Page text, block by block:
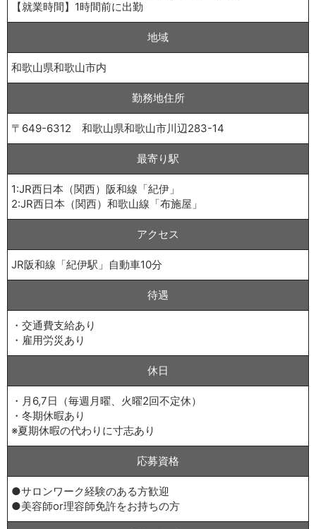
【就業時間】1時間前に出勤
地域
和歌山県和歌山市内
勤務地住所
〒649-6312 和歌山県和歌山市川辺283-14
最寄り駅
1:JR西日本（関西）阪和線「紀伊」
2:JR西日本（関西）和歌山線「布施屋」
アクセス
JR阪和線「紀伊駅」自動車10分
待遇
・交通費支給あり
・雇用労災あり
休日
・月6,7日（毎週月曜、火曜2回不定休）
・冬期休暇あり
※夏期休暇の代わりに寸志あり
応募資格
●サロンワーク経験のある方歓迎
●美容師or理容師免許をお持ちの方